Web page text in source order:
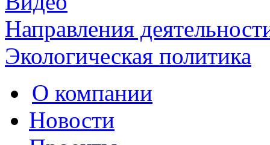
Направления
Экологическая политика
О компании
Новости